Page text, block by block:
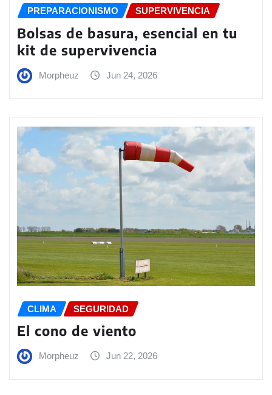
PREPARACIONISMO SUPERVIVENCIA
Bolsas de basura, esencial en tu
kit de supervivencia
Morpheuz Jun 24, 2026
CLIMA SEGURIDAD
El cono de viento
Morpheuz Jun 22, 2026